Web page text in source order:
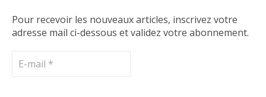
Pour recevoir les nouveaux articles, inscrivez votre
adresse mail ci-dessous et validez votre abonnement.